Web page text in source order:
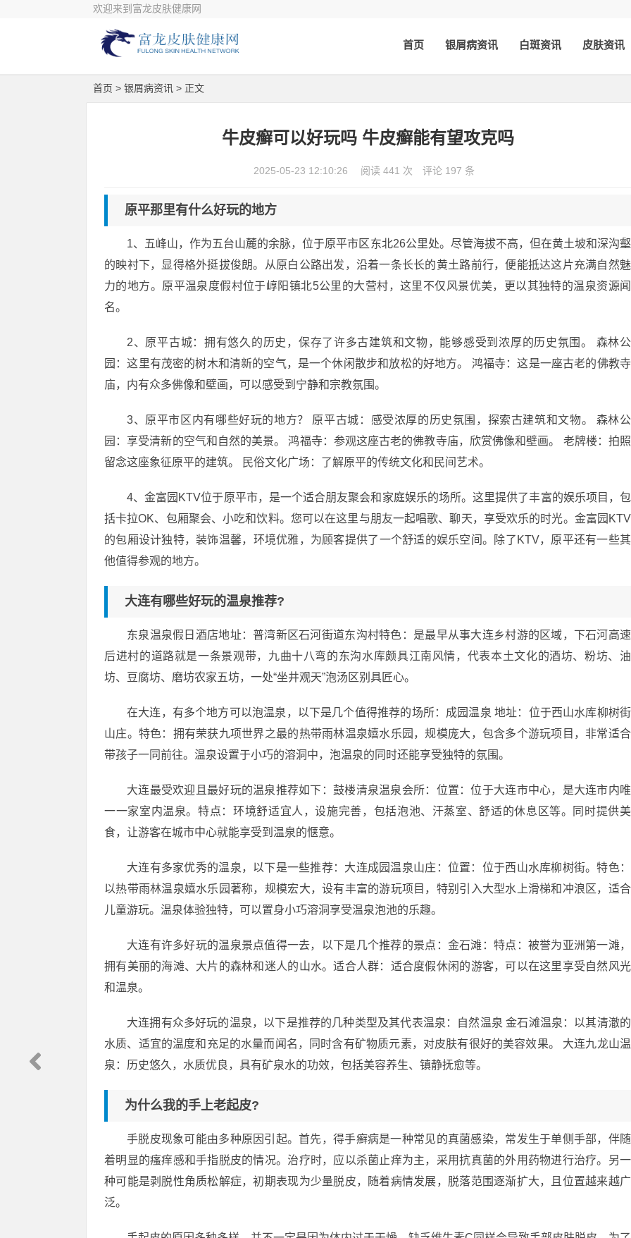
欢迎来到富龙皮肤健康网
首页 银屑病资讯 白斑资讯 皮肤资讯
首页 > 银屑病资讯 > 正文
牛皮癣可以好玩吗 牛皮癣能有望攻克吗
2025-05-23 12:10:26 阅读 441 次 评论 197 条
原平那里有什么好玩的地方
1、五峰山，作为五台山麓的余脉，位于原平市区东北26公里处。尽管海拔不高，但在黄土坡和深沟壑
的映衬下，显得格外挺拔俊朗。从原白公路出发，沿着一条长长的黄土路前行，便能抵达这片充满自然魅
力的地方。原平温泉度假村位于崞阳镇北5公里的大营村，这里不仅风景优美，更以其独特的温泉资源闻
名。
2、原平古城：拥有悠久的历史，保存了许多古建筑和文物，能够感受到浓厚的历史氛围。 森林公
园：这里有茂密的树木和清新的空气，是一个休闲散步和放松的好地方。 鸿福寺：这是一座古老的佛教寺
庙，内有众多佛像和壁画，可以感受到宁静和宗教氛围。
3、原平市区内有哪些好玩的地方？ 原平古城：感受浓厚的历史氛围，探索古建筑和文物。 森林公
园：享受清新的空气和自然的美景。 鸿福寺：参观这座古老的佛教寺庙，欣赏佛像和壁画。 老牌楼：拍照
留念这座象征原平的建筑。 民俗文化广场：了解原平的传统文化和民间艺术。
4、金富园KTV位于原平市，是一个适合朋友聚会和家庭娱乐的场所。这里提供了丰富的娱乐项目，包
括卡拉OK、包厢聚会、小吃和饮料。您可以在这里与朋友一起唱歌、聊天，享受欢乐的时光。金富园KTV
的包厢设计独特，装饰温馨，环境优雅，为顾客提供了一个舒适的娱乐空间。除了KTV，原平还有一些其
他值得参观的地方。
大连有哪些好玩的温泉推荐?
东泉温泉假日酒店地址：普湾新区石河街道东沟村特色：是最早从事大连乡村游的区域，下石河高速
后进村的道路就是一条景观带，九曲十八弯的东沟水库颇具江南风情，代表本土文化的酒坊、粉坊、油
坊、豆腐坊、磨坊农家五坊，一处“坐井观天”泡汤区别具匠心。
在大连，有多个地方可以泡温泉，以下是几个值得推荐的场所：成园温泉 地址：位于西山水库柳树街
山庄。特色：拥有荣获九项世界之最的热带雨林温泉嬉水乐园，规模庞大，包含多个游玩项目，非常适合
带孩子一同前往。温泉设置于小巧的溶洞中，泡温泉的同时还能享受独特的氛围。
大连最受欢迎且最好玩的温泉推荐如下：鼓楼清泉温泉会所：位置：位于大连市中心，是大连市内唯
一一家室内温泉。特点：环境舒适宜人，设施完善，包括泡池、汗蒸室、舒适的休息区等。同时提供美
食，让游客在城市中心就能享受到温泉的惬意。
大连有多家优秀的温泉，以下是一些推荐：大连成园温泉山庄：位置：位于西山水库柳树街。特色：
以热带雨林温泉嬉水乐园著称，规模宏大，设有丰富的游玩项目，特别引入大型水上滑梯和冲浪区，适合
儿童游玩。温泉体验独特，可以置身小巧溶洞享受温泉泡池的乐趣。
大连有许多好玩的温泉景点值得一去，以下是几个推荐的景点：金石滩：特点：被誉为亚洲第一滩，
拥有美丽的海滩、大片的森林和迷人的山水。适合人群：适合度假休闲的游客，可以在这里享受自然风光
和温泉。
大连拥有众多好玩的温泉，以下是推荐的几种类型及其代表温泉：自然温泉 金石滩温泉：以其清澈的
水质、适宜的温度和充足的水量而闻名，同时含有矿物质元素，对皮肤有很好的美容效果。 大连九龙山温
泉：历史悠久，水质优良，具有矿泉水的功效，包括美容养生、镇静抚愈等。
为什么我的手上老起皮?
手脱皮现象可能由多种原因引起。首先，得手癣病是一种常见的真菌感染，常发生于单侧手部，伴随
着明显的瘙痒感和手指脱皮的情况。治疗时，应以杀菌止痒为主，采用抗真菌的外用药物进行治疗。另一
种可能是剥脱性角质松解症，初期表现为少量脱皮，随着病情发展，脱落范围逐渐扩大，且位置越来越广
泛。